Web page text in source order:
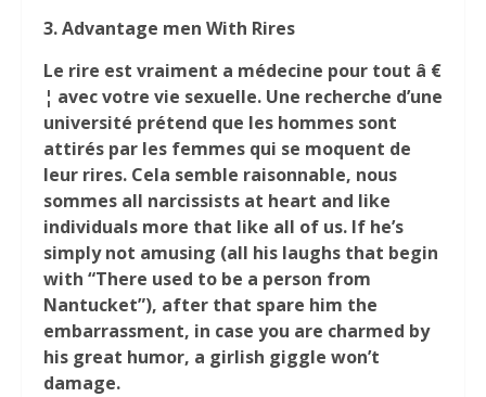
3.Advantage men With Rires
Le rire est vraiment a médecine pour tout â €
¦ avec votre vie sexuelle. Une recherche d’une
université prétend que les hommes sont
attirés par les femmes qui se moquent de
leur rires. Cela semble raisonnable, nous
sommes all narcissists at heart and like
individuals more that like all of us. If he’s
simply not amusing (all his laughs that begin
with “There used to be a person from
Nantucket”), after that spare him the
embarrassment, in case you are charmed by
his great humor, a girlish giggle won’t
damage.